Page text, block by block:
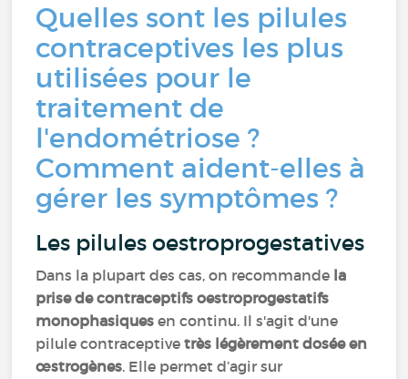
Quelles sont les pilules
contraceptives les plus
utilisées pour le
traitement de
l'endométriose ?
Comment aident-elles à
gérer les symptômes ?
Les pilules oestroprogestatives
Dans la plupart des cas, on recommande la
prise de contraceptifs oestroprogestatifs
monophasiques en continu. Il s'agit d'une
pilule contraceptive très légèrement dosée en
œstrogènes. Elle permet d’agir sur